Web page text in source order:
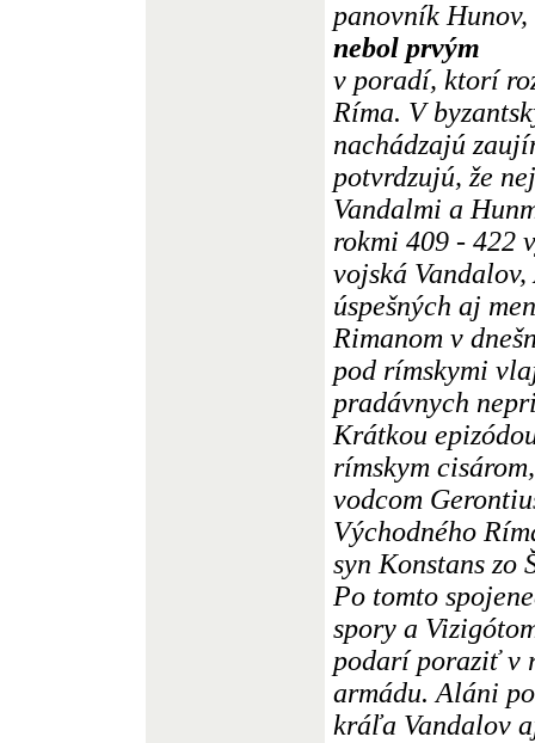
panovník
nebol prvým
v poradí, ktorí
Ríma. V
nachádzajú
potvrdzujú, že
Vandalmi a
rokmi 409 - 422
vojská
úspešných aj
Rimanom v
pod rímskymi
pradávnych
Krátkou
rímskym
vodcom
Východného
syn Konstans zo
Po tomto
spory a
podarí poraziť v
armádu. Aláni
kráľa Vandalov